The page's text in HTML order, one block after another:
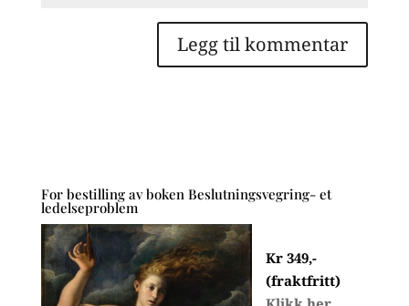
For bestilling av boken Beslutningsvegring- et
ledelseproblem
Kr 349,-
(fraktfritt)